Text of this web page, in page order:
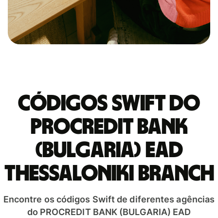
Códigos Swift do
PROCREDIT BANK
(BULGARIA) EAD
THESSALONIKI BRANCH
Encontre os códigos Swift de diferentes agências
do PROCREDIT BANK (BULGARIA) EAD